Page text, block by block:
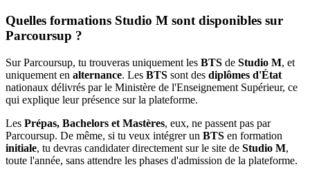
Quelles formations Studio M sont disponibles sur
Parcoursup ?
Sur Parcoursup, tu trouveras uniquement les BTS de Studio M, et
uniquement en alternance. Les BTS sont des diplômes d'État
nationaux délivrés par le Ministère de l'Enseignement Supérieur, ce
qui explique leur présence sur la plateforme.
Les Prépas, Bachelors et Mastères, eux, ne passent pas par
Parcoursup. De même, si tu veux intégrer un BTS en formation
initiale, tu devras candidater directement sur le site de Studio M,
toute l'année, sans attendre les phases d'admission de la plateforme.